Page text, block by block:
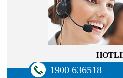
1900 636518